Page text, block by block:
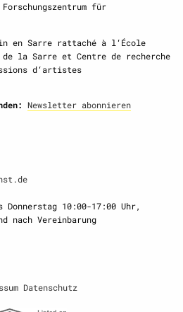
für
en Sarre rattaché à l‘École
la Sarre et Centre de recherche
d‘artistes
Newsletter abonnieren
10:00-17:00 Uhr,
nach Vereinbarung
Datenschutz